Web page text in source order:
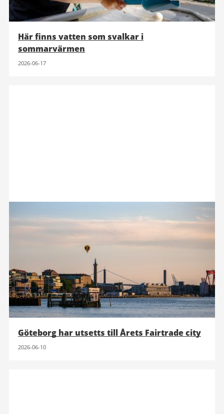
Här finns vatten som svalkar i
sommarvärmen
2026-06-17
Göteborg har utsetts till Årets Fairtrade city
2026-06-10